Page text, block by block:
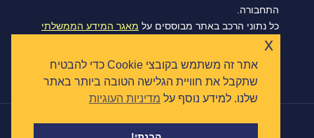
התחבורה.
כל נתוני הרכב באתר מבוססים על מאגר המידע הממשלתי
הפתוח של משרד התחבורה, ומסתנכרנים מדי יום.
אתר זה משתמש בקובצי Cookie כדי להבטיח
שתקבל את חוויית הגלישה הטובה ביותר באתר
שלנו. למידע נוסף על מדיניות העוגיות
x